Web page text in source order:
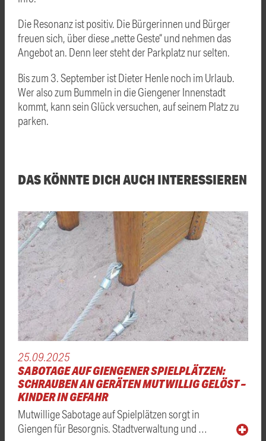
Die Resonanz ist positiv. Die Bürgerinnen und Bürger
freuen sich, über diese „nette Geste“ und nehmen das
Angebot an. Denn leer steht der Parkplatz nur selten.
Bis zum 3. September ist Dieter Henle noch im Urlaub.
Wer also zum Bummeln in die Giengener Innenstadt
kommt, kann sein Glück versuchen, auf seinem Platz zu
parken.
DAS KÖNNTE DICH AUCH INTERESSIEREN
25.09.2025
SABOTAGE AUF GIENGENER SPIELPLÄTZEN:
SCHRAUBEN AN GERÄTEN MUTWILLIG GELÖST –
KINDER IN GEFAHR
Mutwillige Sabotage auf Spielplätzen sorgt in
Giengen für Besorgnis. Stadtverwaltung und …